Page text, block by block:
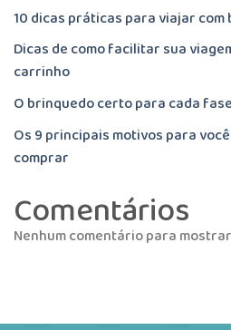
10 dicas práticas para viajar com
Dicas de como facilitar sua
carrinho
O brinquedo certo para cada
Os 9 principais motivos para
comprar
Comentários
Nenhum comentário para